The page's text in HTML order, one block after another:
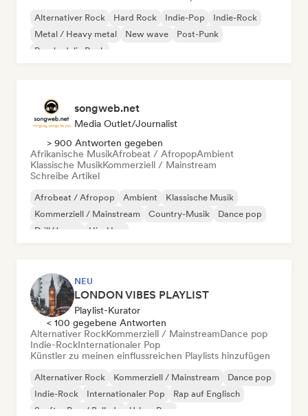
Alternativer Rock Hard Rock Indie-Pop
Indie-Rock
Metal / Heavy metal
New wave
Post-Punk
Psychedelic Rock
songweb.net
Media Outlet/Journalist
> 900 Antworten gegeben
Afrikanische MusikAfrobeat / AfropopAmbient
Klassische MusikKommerziell / Mainstream
Schreibe Artikel
Afrobeat / Afropop Ambient
Klassische Musik
Kommerziell / Mainstream
Country-Musik
Dance pop
Drill/Jersey
Hip-Hop
NEU
LONDON VIBES PLAYLIST
Playlist-Kurator
< 100 gegebene Antworten
Alternativer RockKommerziell / MainstreamDance pop
Indie-RockInternationaler Pop
Künstler zu meinen einflussreichen Playlists hinzufügen
Alternativer Rock Kommerziell / Mainstream
Dance pop
Indie-Rock
Internationaler Pop
Rap auf Englisch
Sanfter Pop / Ballade
Urban Pop